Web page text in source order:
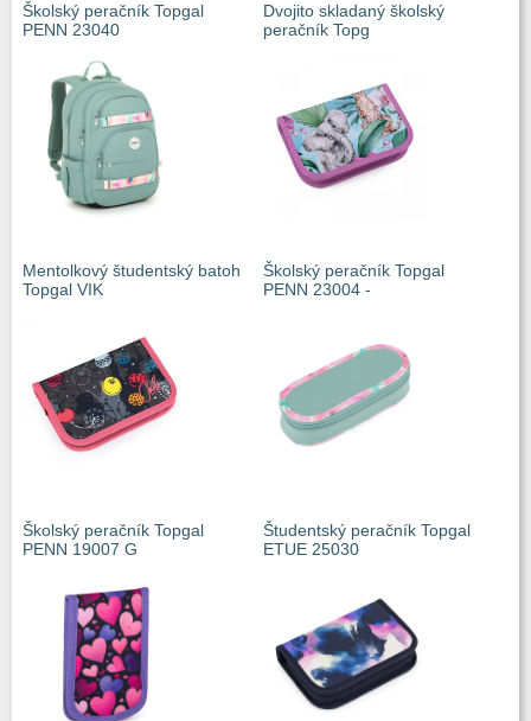
Školský peračník Topgal
PENN 23040
Dvojito skladaný školský
peračník Topg
Mentolkový študentský batoh
Topgal VIK
Školský peračník Topgal
PENN 23004 -
Školský peračník Topgal
PENN 19007 G
Študentský peračník Topgal
ETUE 25030